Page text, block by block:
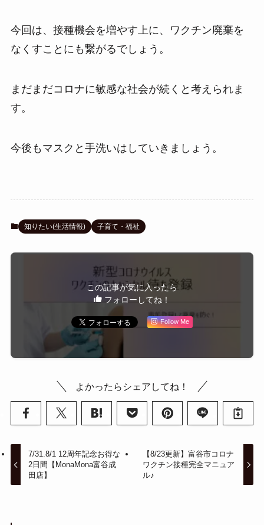
今回は、接種機会を増やす上に、ワクチン廃棄を
なくすことにも繋がるでしょう。
まだまだコロナに敏感な社会が続くと考えられま
す。
今後もマスクと手洗いはしていきましょう。
知りたい(生活情報) 子育て・福祉
この記事が気に入ったら
フォローしてね！
Follow Me
よかったらシェアしてね！
7/31.8/1 12周年記念お得な
2日間【MonaMona富谷成
田店】
【8/23更新】富谷市コロナ
ワクチン接種完全マニュア
ル♪